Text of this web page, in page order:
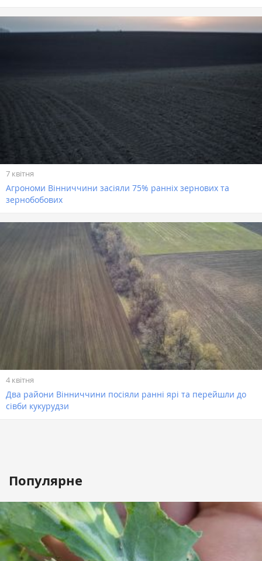
7 квітня
Агрономи Вінниччини засіяли 75% ранніх зернових та
зернобобових
4 квітня
Два райони Вінниччини посіяли ранні ярі та перейшли до
сівби кукурудзи
Популярне